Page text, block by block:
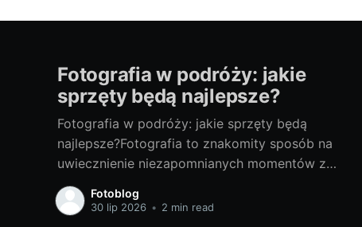
Fotografia w podróży: jakie
sprzęty będą najlepsze?
Fotografia w podróży: jakie sprzęty będą
najlepsze?Fotografia to znakomity sposób na
uwiecznienie niezapomnianych momentów z
podróży. Odpowiedni sprzęt fotograficzny to
klucz do tworzenia doskonałych zdjęć. Poniżej
Fotoblog
30 lip 2026 • 2 min read